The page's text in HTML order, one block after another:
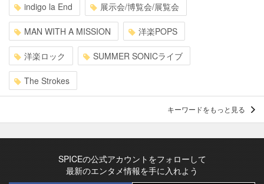
indigo la End 展示会/博覧会/展覧会
MAN WITH A MISSION 洋楽POPS
洋楽ロック SUMMER SONICライブ
The Strokes
キーワードをもっと見る
SPICEの公式アカウントをフォローして
最新のエンタメ情報を手に入れよう